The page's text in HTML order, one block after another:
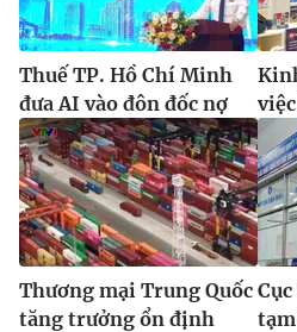
Thuế TP. Hồ Chí Minh
đưa AI vào đôn đốc nợ
Thương mại Trung Quốc
tăng trưởng ổn định